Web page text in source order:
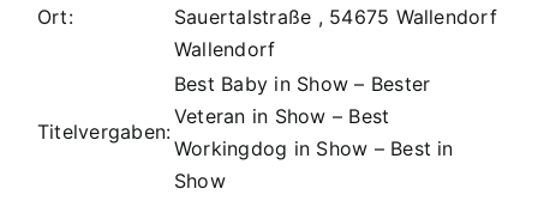
Ort:
Sauertalstraße , 54675 Wallendorf
Wallendorf
Titelvergaben:
Best Baby in Show – Bester
Veteran in Show – Best
Workingdog in Show – Best in
Show